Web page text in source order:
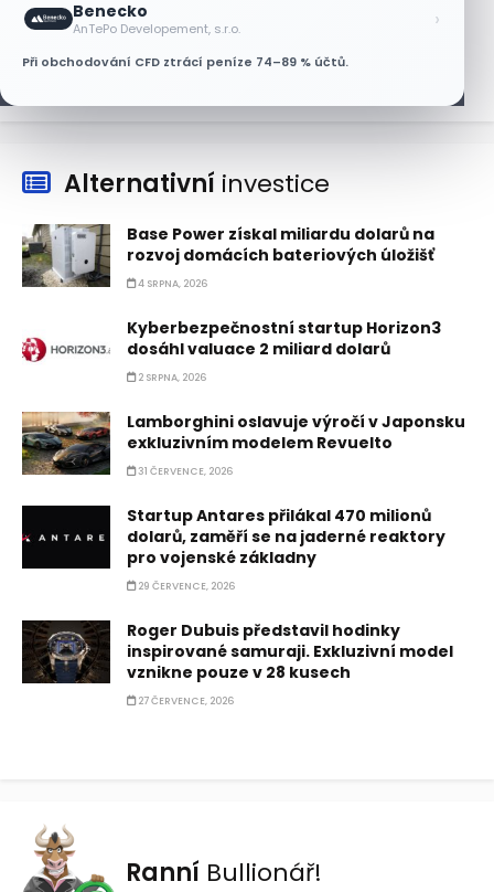
Benecko
AnTePo Developement, s.r.o. ›
Při obchodování CFD ztrácí peníze 74–89 % účtů.
AT&T a Verizonu
Alternativní investice
Base Power získal miliardu dolarů na
rozvoj domácích bateriových úložišť
4 SRPNA, 2026
Kyberbezpečnostní startup Horizon3
dosáhl valuace 2 miliard dolarů
2 SRPNA, 2026
Lamborghini oslavuje výročí v Japonsku
exkluzivním modelem Revuelto
31 ČERVENCE, 2026
Startup Antares přilákal 470 milionů
dolarů, zaměří se na jaderné reaktory
pro vojenské základny
29 ČERVENCE, 2026
Roger Dubuis představil hodinky
inspirované samuraji. Exkluzivní model
vznikne pouze v 28 kusech
27 ČERVENCE, 2026
Ranní Bullionář!